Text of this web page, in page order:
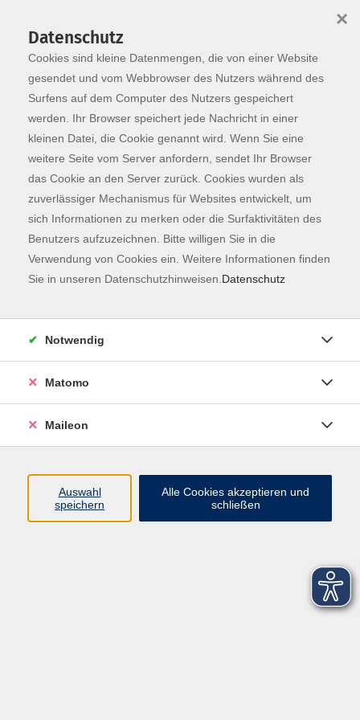
Skip to main content
You are here:
Programm
Der Kurs konnte nicht gefunden werden.
Kontaktformular
Impressum
AGB
Datenschutzerklärung
Datenschutz
Cookies sind kleine Datenmengen, die von einer Website
gesendet und vom Webbrowser des Nutzers während des
Surfens auf dem Computer des Nutzers gespeichert
werden. Ihr Browser speichert jede Nachricht in einer
kleinen Datei, die Cookie genannt wird. Wenn Sie eine
weitere Seite vom Server anfordern, sendet Ihr Browser
das Cookie an den Server zurück. Cookies wurden als
zuverlässiger Mechanismus für Websites entwickelt, um
sich Informationen zu merken oder die Surfaktivitäten des
Benutzers aufzuzeichnen. Bitte willigen Sie in die
Verwendung von Cookies ein. Weitere Informationen finden
Sie in unseren Datenschutzhinweisen. Datenschutz
×
Notwendig
Matomo
Maileon
Auswahl
speichern
Alle Cookies akzeptieren und
schließen